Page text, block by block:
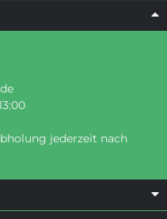
jederzeit nach